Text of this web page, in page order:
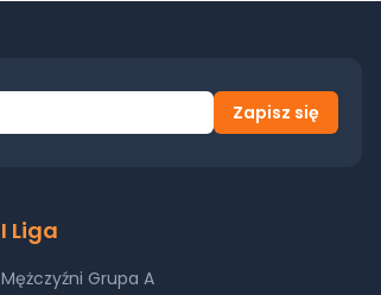
Zapisz się
I Liga
Mężczyźni Grupa A